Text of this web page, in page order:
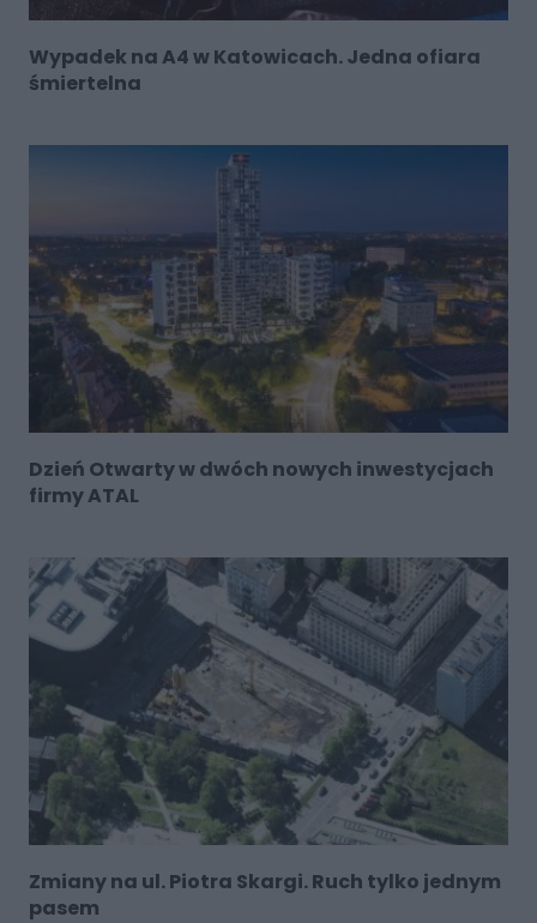
Wypadek na A4 w Katowicach. Jedna ofiara
śmiertelna
Dzień Otwarty w dwóch nowych inwestycjach
firmy ATAL
Zmiany na ul. Piotra Skargi. Ruch tylko jednym
pasem